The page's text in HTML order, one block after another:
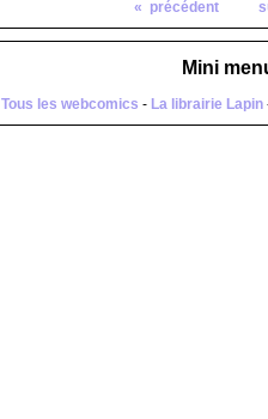
« précédent
Mini
Tous les webcomics - La librairie Lapin